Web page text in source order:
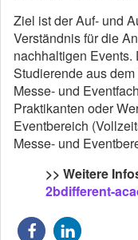
Ziel ist der Auf- und
Verständnis für die
nachhaltigen
Studierende aus
Messe- und
Praktikanten oder
Eventbereich
Messe- und
>> Weitere
2bdifferent-